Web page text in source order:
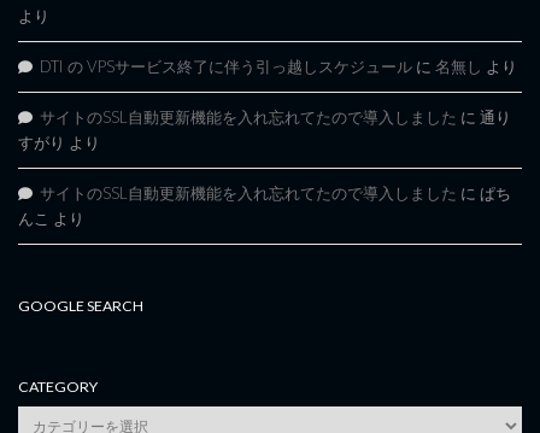
より
DTI の VPSサービス終了に伴う引っ越しスケジュール に 名無し より
サイトのSSL自動更新機能を入れ忘れてたので導入しました に 通り
すがり より
サイトのSSL自動更新機能を入れ忘れてたので導入しました に ぱち
んこ より
GOOGLE SEARCH
CATEGORY
category